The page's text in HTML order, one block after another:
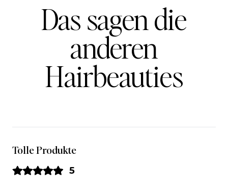
Das sagen die
anderen
Hairbeauties
Tolle Produkte
5